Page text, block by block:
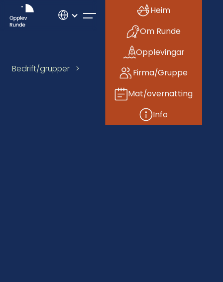
Heim
Om Runde
Opplevingar
Firma/Gruppe
Mat/overnatting
Info
Bedrift/grupper >